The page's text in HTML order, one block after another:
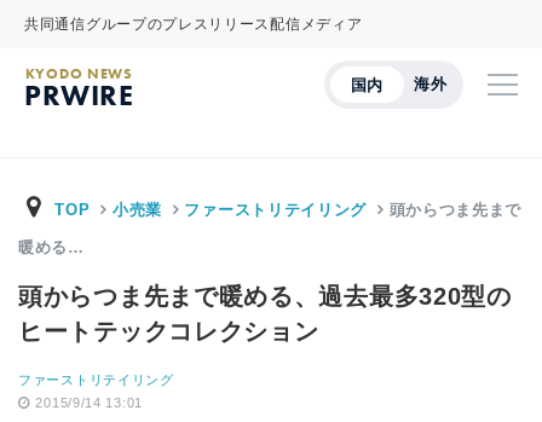
共同通信グループのプレスリリース配信メディア
国内 海外
KYODO NEWS
PRWIRE
TOP 小売業 ファーストリテイリング 頭からつま先まで
暖める…
頭からつま先まで暖める、過去最多320型の
ヒートテックコレクション
ファーストリテイリング
2015/9/14 13:01